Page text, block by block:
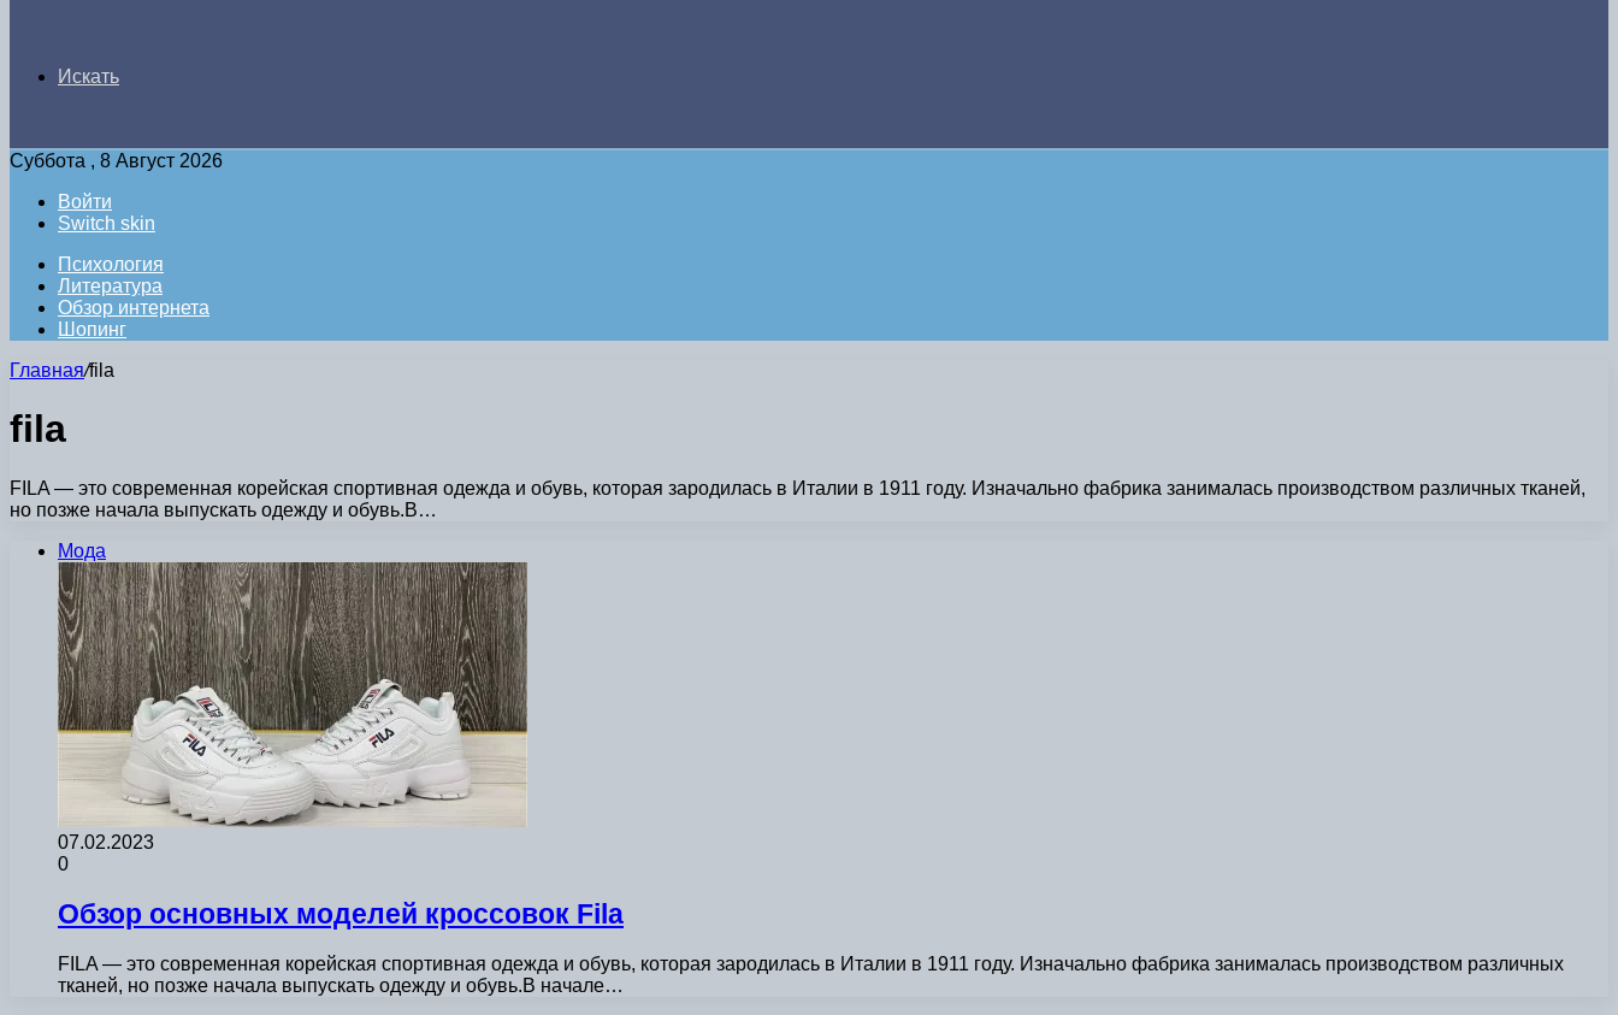
Искать
Суббота , 8 Август 2026
Войти
Switch skin
Психология
Литература
Обзор интернета
Шопинг
Главная/fila
fila
FILA — это современная корейская спортивная одежда и обувь, которая зародилась в Италии в 1911 году. Изначально фабрика занималась производством различных тканей,
но позже начала выпускать одежду и обувь.В…
Мода
07.02.2023
0
Обзор основных моделей кроссовок Fila
FILA — это современная корейская спортивная одежда и обувь, которая зародилась в Италии в 1911 году. Изначально фабрика занималась производством различных
тканей, но позже начала выпускать одежду и обувь.В начале…